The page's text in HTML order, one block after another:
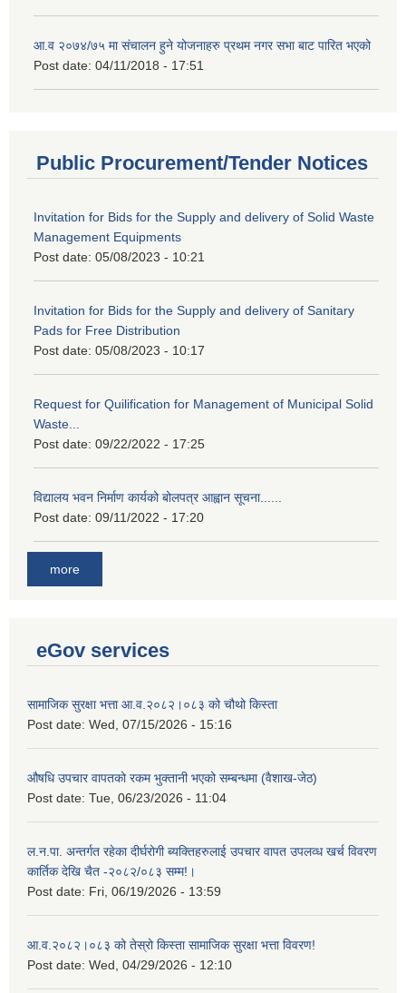
आ.व २०७४/७५ मा संचालन हुने योजनाहरु प्रथम नगर सभा बाट पारित भएको
Post date: 04/11/2018 - 17:51
Public Procurement/Tender Notices
Invitation for Bids for the Supply and delivery of Solid Waste
Management Equipments
Post date: 05/08/2023 - 10:21
Invitation for Bids for the Supply and delivery of Sanitary
Pads for Free Distribution
Post date: 05/08/2023 - 10:17
Request for Quilification for Management of Municipal Solid
Waste...
Post date: 09/22/2022 - 17:25
विद्यालय भवन निर्माण कार्यको बोलपत्र आह्वान सूचना......
Post date: 09/11/2022 - 17:20
more
eGov services
सामाजिक सुरक्षा भत्ता आ.व.२०८२।०८३ को चौथो किस्ता
Post date: Wed, 07/15/2026 - 15:16
औषधि उपचार वापतको रकम भुक्तानी भएको सम्बन्धमा (वैशाख-जेठ)
Post date: Tue, 06/23/2026 - 11:04
ल.न.पा. अन्तर्गत रहेका दीर्घरोगी ब्यक्तिहरुलाई उपचार वापत उपलव्ध खर्च विवरण
कार्तिक देखि चैत -२०८२/०८३ सम्म!।
Post date: Fri, 06/19/2026 - 13:59
आ.व.२०८२।०८३ को तेस्रो किस्ता सामाजिक सुरक्षा भत्ता विवरण!
Post date: Wed, 04/29/2026 - 12:10